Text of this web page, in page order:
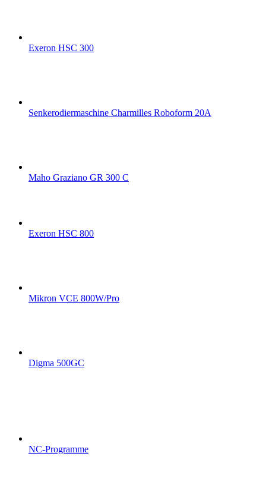
Exeron HSC 300
Senkerodiermaschine Charmilles Roboform 20A
Maho Graziano GR 300 C
Exeron HSC 800
Mikron VCE 800W/Pro
Digma 500GC
NC-Programme